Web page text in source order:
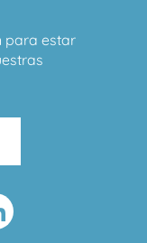
para estar